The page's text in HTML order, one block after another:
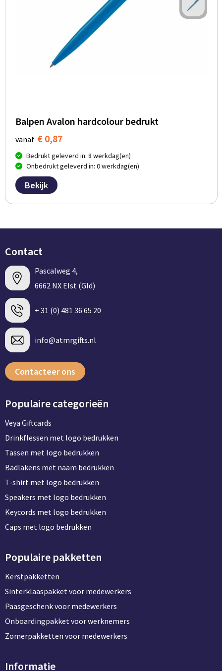
Balpen Avalon hardcolour bedrukt
vanaf € 0,87
Bedrukt geleverd in: 8 werkdag(en)
Onbedrukt geleverd in: 0 werkdag(en)
Bekijk
Contact
Pascalweg 4,
6662 NX Elst (Gld)
+ 31 (0) 481 36 65 20
info@atmrgifts.nl
Contacteer ons
Populaire categorieën
Veya Giftcards
Drinkflessen met logo bedrukken
Tassen met logo bedrukken
Badlakens met naam bedrukken
T-shirt met logo bedrukken
Speakers met logo bedrukken
Keycords met logo bedrukken
Caps met logo bedrukken
Populaire pakketten
Kerstpakketten
Sinterklaaspakket voor medewerkers
Paasgeschenk voor medewerkers
Onboardingpakket voor werknemers
Zomerpakketten voor medewerkers
Informatie